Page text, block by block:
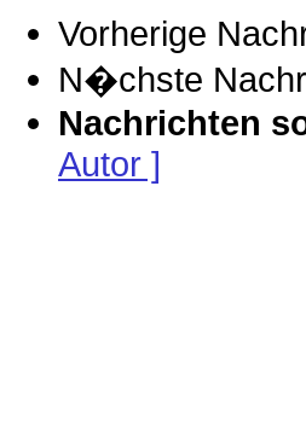
Vorherige
N�chste
Nachrichten
Autor ]